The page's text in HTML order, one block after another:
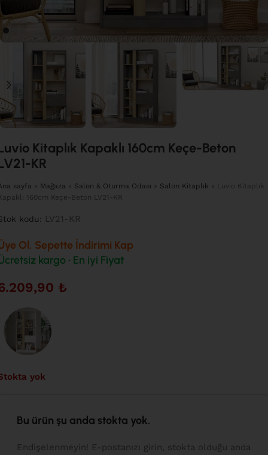
Kitaplık Kapaklı 160cm Keçe-Beton
KR
sayfa » Mağaza » Salon & Oturma Odası » Salon Kitaplık »
Luvio Kitaplık
160cm Keçe-Beton LV21-KR
kodu: LV21-KR
Ol, Sepette İndirimi Kap
kargo • En iyi Fiyat
₺
yok
Bu ürün şu anda stokta yok.
Endişelenmeyin! E-postanızı girin, stokta olduğu anda